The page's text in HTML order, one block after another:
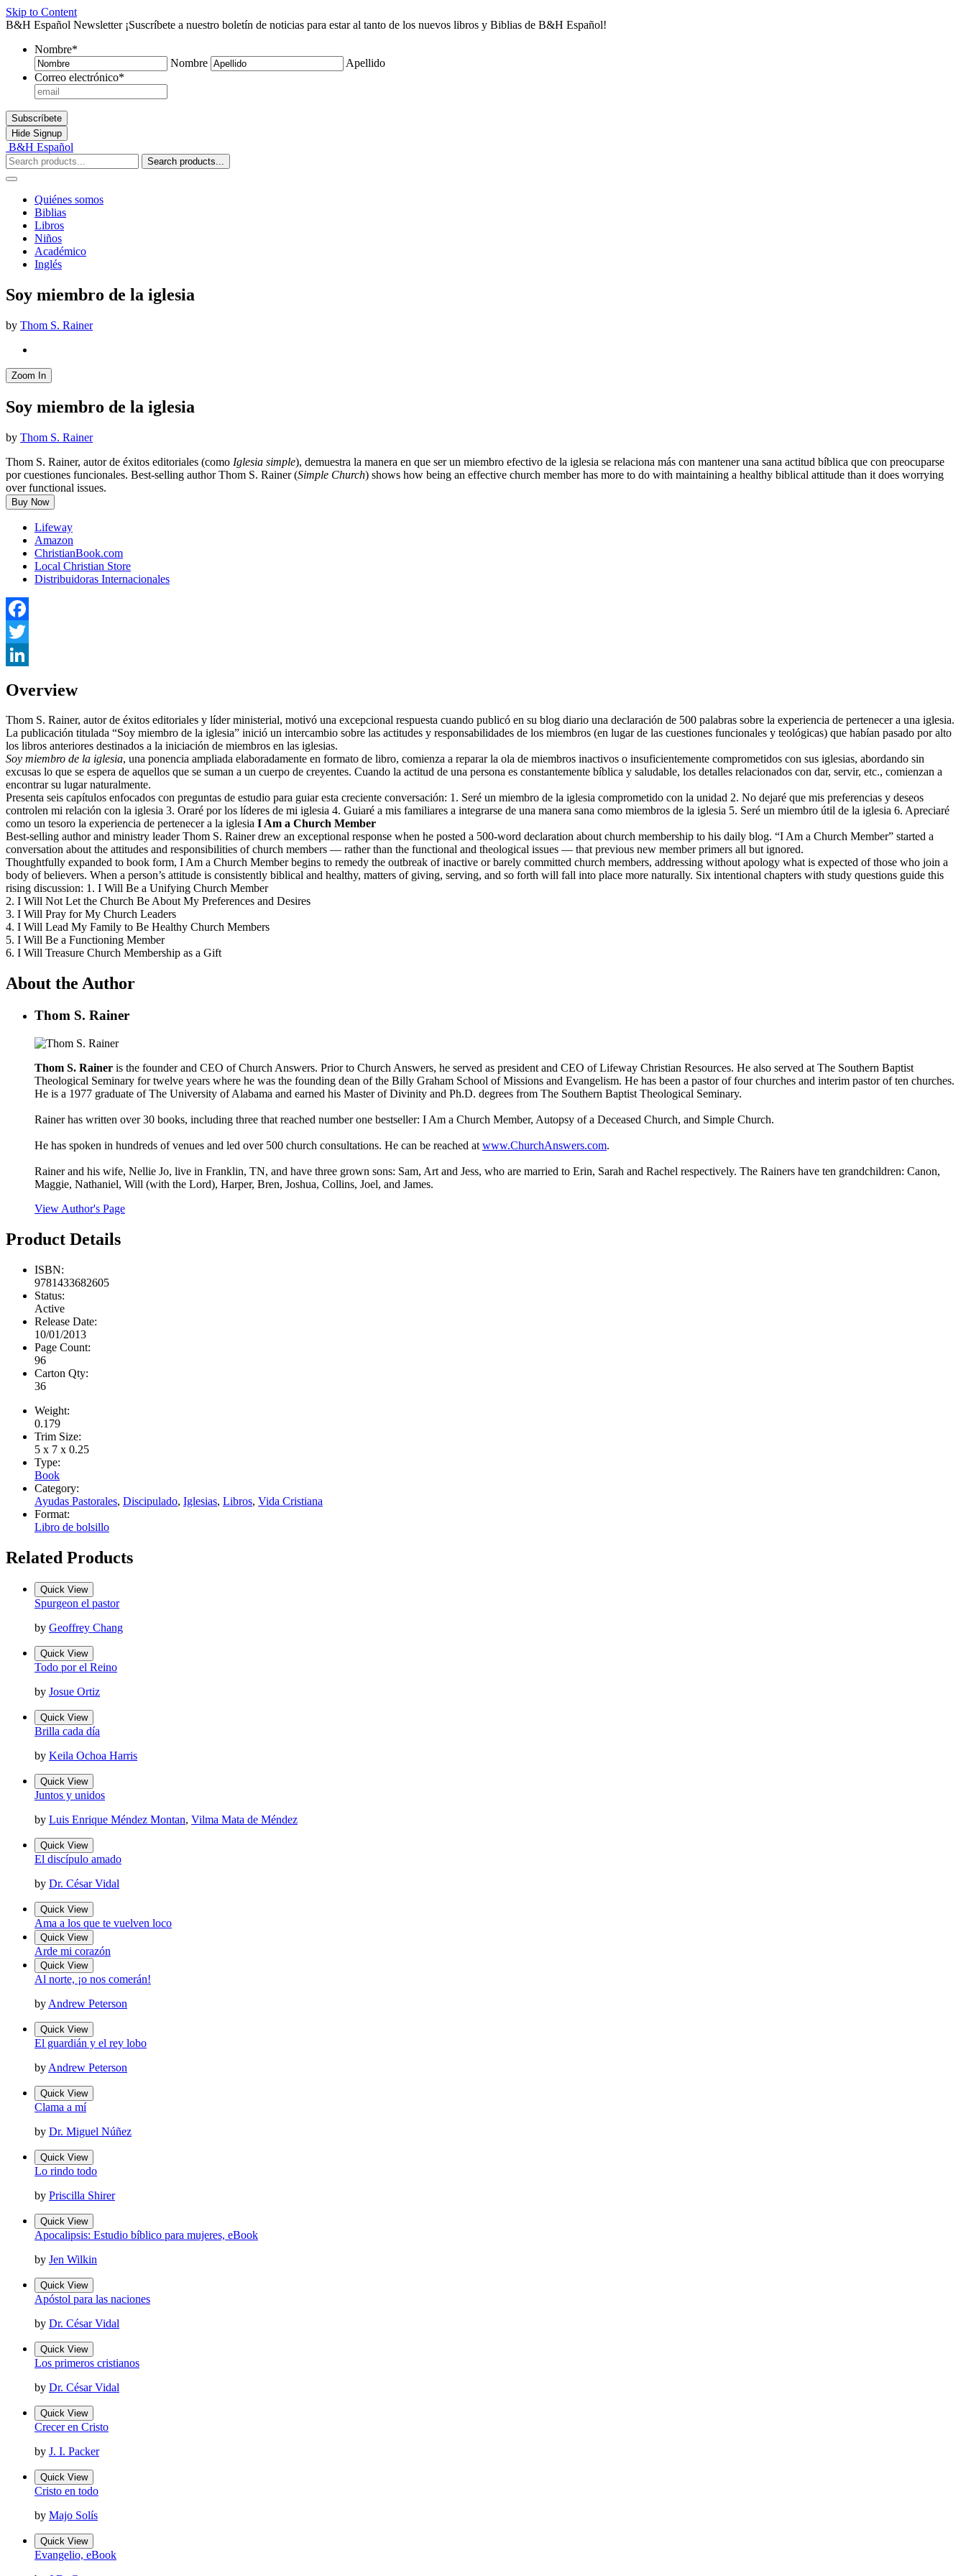
Skip to Content
B&H Español Newsletter ¡Suscríbete a nuestro boletín de noticias para estar al tanto de los nuevos libros y Biblias de B&H Español!
Nombre*
Nombre
Apellido
Correo electrónico*
Subscríbete
Hide Signup
B&H Español
Search products...
Quiénes somos
Biblias
Libros
Niños
Académico
Inglés
Soy miembro de la iglesia
by Thom S. Rainer
Zoom In
Soy miembro de la iglesia
by Thom S. Rainer
Thom S. Rainer, autor de éxitos editoriales (como Iglesia simple), demuestra la manera en que ser un miembro efectivo de la iglesia se relaciona más con mantener una sana actitud bíblica que con preocuparse
por cuestiones funcionales. Best-selling author Thom S. Rainer (Simple Church) shows how being an effective church member has more to do with maintaining a healthy biblical attitude than it does worrying
over functional issues.
Buy Now
Lifeway
Amazon
ChristianBook.com
Local Christian Store
Distribuidoras Internacionales
Facebook
Twitter
Overview
Thom S. Rainer, autor de éxitos editoriales y líder ministerial, motivó una excepcional respuesta cuando publicó en su blog diario una declaración de 500 palabras sobre la experiencia de pertenecer a una iglesia.
La publicación titulada “Soy miembro de la iglesia” inició un intercambio sobre las actitudes y responsabilidades de los miembros (en lugar de las cuestiones funcionales y teológicas) que habían pasado por alto
los libros anteriores destinados a la iniciación de miembros en las iglesias.
Soy miembro de la iglesia, una ponencia ampliada elaboradamente en formato de libro, comienza a reparar la ola de miembros inactivos o insuficientemente comprometidos con sus iglesias, abordando sin
excusas lo que se espera de aquellos que se suman a un cuerpo de creyentes. Cuando la actitud de una persona es constantemente bíblica y saludable, los detalles relacionados con dar, servir, etc., comienzan a
encontrar su lugar naturalmente.
Presenta seis capítulos enfocados con preguntas de estudio para guiar esta creciente conversación: 1. Seré un miembro de la iglesia comprometido con la unidad 2. No dejaré que mis preferencias y deseos
controlen mi relación con la iglesia 3. Oraré por los líderes de mi iglesia 4. Guiaré a mis familiares a integrarse de una manera sana como miembros de la iglesia 5. Seré un miembro útil de la iglesia 6. Apreciaré
como un tesoro la experiencia de pertenecer a la iglesia I Am a Church Member
Best-selling author and ministry leader Thom S. Rainer drew an exceptional response when he posted a 500-word declaration about church membership to his daily blog. “I Am a Church Member” started a
conversation about the attitudes and responsibilities of church members — rather than the functional and theological issues — that previous new member primers all but ignored.
Thoughtfully expanded to book form, I Am a Church Member begins to remedy the outbreak of inactive or barely committed church members, addressing without apology what is expected of those who join a
body of believers. When a person’s attitude is consistently biblical and healthy, matters of giving, serving, and so forth will fall into place more naturally. Six intentional chapters with study questions guide this
rising discussion: 1. I Will Be a Unifying Church Member
2. I Will Not Let the Church Be About My Preferences and Desires
3. I Will Pray for My Church Leaders
4. I Will Lead My Family to Be Healthy Church Members
5. I Will Be a Functioning Member
6. I Will Treasure Church Membership as a Gift
About the Author
Thom S. Rainer
Thom S. Rainer is the founder and CEO of Church Answers. Prior to Church Answers, he served as president and CEO of Lifeway Christian Resources. He also served at The Southern Baptist
Theological Seminary for twelve years where he was the founding dean of the Billy Graham School of Missions and Evangelism. He has been a pastor of four churches and interim pastor of ten churches.
He is a 1977 graduate of The University of Alabama and earned his Master of Divinity and Ph.D. degrees from The Southern Baptist Theological Seminary.
Rainer has written over 30 books, including three that reached number one bestseller: I Am a Church Member, Autopsy of a Deceased Church, and Simple Church.
He has spoken in hundreds of venues and led over 500 church consultations. He can be reached at www.ChurchAnswers.com.
Rainer and his wife, Nellie Jo, live in Franklin, TN, and have three grown sons: Sam, Art and Jess, who are married to Erin, Sarah and Rachel respectively. The Rainers have ten grandchildren: Canon,
Maggie, Nathaniel, Will (with the Lord), Harper, Bren, Joshua, Collins, Joel, and James.
View Author's Page
Product Details
ISBN:
9781433682605
Status:
Active
Release Date:
10/01/2013
Page Count:
96
Carton Qty:
36
Weight:
0.179
Trim Size:
5 x 7 x 0.25
Type:
Book
Category:
Ayudas Pastorales, Discipulado, Iglesias, Libros, Vida Cristiana
Format:
Libro de bolsillo
Related Products
Quick View
Spurgeon el pastor
by Geoffrey Chang
Quick View
Todo por el Reino
by Josue Ortiz
Quick View
Brilla cada día
by Keila Ochoa Harris
Quick View
Juntos y unidos
by Luis Enrique Méndez Montan, Vilma Mata de Méndez
Quick View
El discípulo amado
by Dr. César Vidal
Quick View
Ama a los que te vuelven loco
Quick View
Arde mi corazón
Quick View
Al norte, ¡o nos comerán!
by Andrew Peterson
Quick View
El guardián y el rey lobo
by Andrew Peterson
Quick View
Clama a mí
by Dr. Miguel Núñez
Quick View
Lo rindo todo
by Priscilla Shirer
Quick View
Apocalipsis: Estudio bíblico para mujeres, eBook
by Jen Wilkin
Quick View
Apóstol para las naciones
by Dr. César Vidal
Quick View
Los primeros cristianos
by Dr. César Vidal
Quick View
Crecer en Cristo
by J. I. Packer
Quick View
Cristo en todo
by Majo Solís
Quick View
Evangelio, eBook